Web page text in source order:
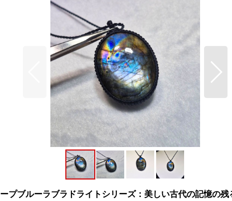
ブルーラブラドライトシリーズ：美しい古代の記憶の